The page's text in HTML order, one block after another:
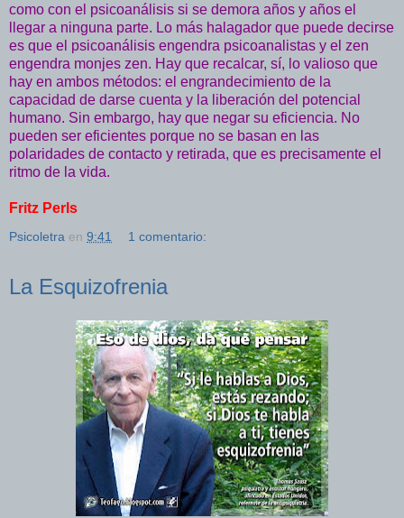
como con el psicoanálisis si se demora años y años el
llegar a ninguna parte. Lo más halagador que puede decirse
es que el psicoanálisis engendra psicoanalistas y el zen
engendra monjes zen. Hay que recalcar, sí, lo valioso que
hay en ambos métodos: el engrandecimiento de la
capacidad de darse cuenta y la liberación del potencial
humano. Sin embargo, hay que negar su eficiencia. No
pueden ser eficientes porque no se basan en las
polaridades de contacto y retirada, que es precisamente el
ritmo de la vida.
Fritz Perls
Psicoletra en 9:41 1 comentario:
La Esquizofrenia